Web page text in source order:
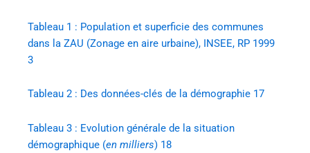
Tableau 1 : Population et superficie des communes
dans la ZAU (Zonage en aire urbaine), INSEE, RP 1999
3
Tableau 2 : Des données-clés de la démographie 17
Tableau 3 : Evolution générale de la situation
démographique (en milliers) 18